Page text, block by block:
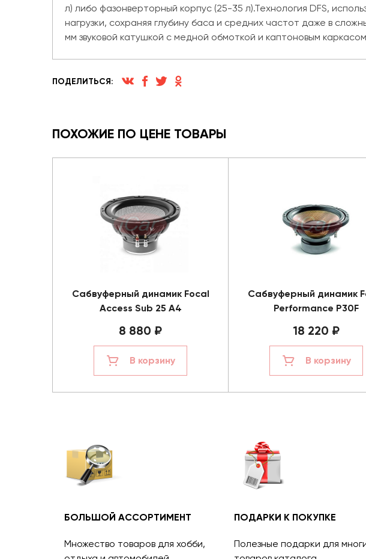
л) либо фазонверторный корпус (25-35 л).Технология DFS,
нагрузки, сохраняя глубину баса и средних частот даже в
мм звуковой катушкой с медной обмоткой и каптоновым
ПОДЕЛИТЬСЯ:
ПОХОЖИЕ ПО ЦЕНЕ ТОВАРЫ
Сабвуферный динамик Focal
Access Sub 25 A4
8 880 ₽
В корзину
Сабвуферный динамик
Performance P30F
18 220 ₽
В корзину
БОЛЬШОЙ АССОРТИМЕНТ
Множество товаров для хобби,
ПОДАРКИ К ПОКУПКЕ
Полезные подарки для